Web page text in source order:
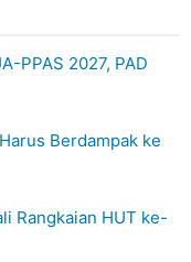
PPAS 2027, PAD
Berdampak ke
Rangkaian HUT ke-